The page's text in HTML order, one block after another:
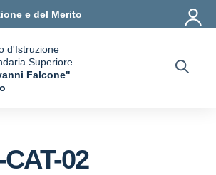
e del Merito
d'Istruzione
Superiore
Falcone"
02